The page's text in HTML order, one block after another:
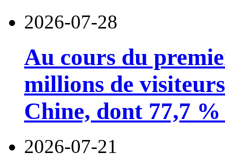
2026-07-28
Au cours du
millions de
Chine, dont 77,7 %
2026-07-21